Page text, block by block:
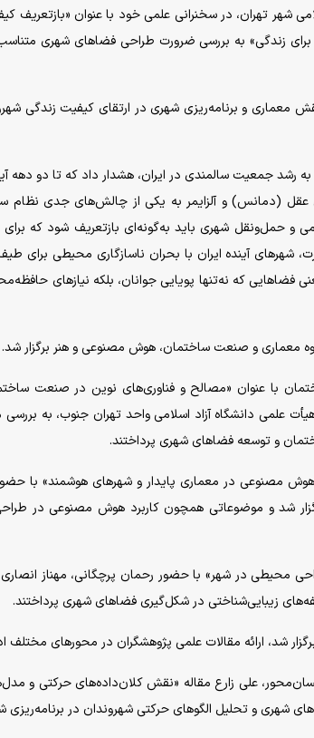
شهر تهران، در سخنرانی علمی خود با عنوان «بازتعریف
برای زندگی» به بررسی ضرورت طراحی فضا‌های شهری
و برنامه‌ریزی شهری در ارتقای کیفیت زندگی
عقل (دمانس) و آلزایمر به یکی از چالش‌های جدی
حمل‌ونقل شهری باید به‌گونه‌ای بازتعریف شود که برای
شهر‌های آینده ایران با بحران ناسازگاری محیطی برای
فضا‌هایی که نه‌تنها پویایی جوانان، بلکه نیاز‌های
معماری و صنعت ساختمان، هوش مصنوعی و هنر برگزار شد.
با عنوان «مصالح و فناوری‌های نوین در صنعت
علمی دانشگاه آزاد اسلامی واحد تهران جنوب، به
و توسعه فضا‌های شهری پرداختند.
مصنوعی در معماری پایدار و شهر‌های هوشمند» با
شد و موضوعاتی همچون کاربرد هوش مصنوعی در
محیطی در شهر» با حضور رحمان پرچگانی، مهناز انصاری
زیبایی‌شناختی در شکل‌گیری فضا‌های شهری پرداختند.
شد، ارائه مقالات علمی پژوهشگران در محور‌های مختلف
علی زارع مقاله «نقش کلان‌داده‌های حرکتی و
شهری و تحلیل الگو‌های حرکتی شهروندان در برنامه‌ریزی